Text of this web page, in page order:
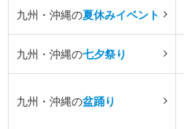
九州・沖縄の夏休みイベント
九州・沖縄の七夕祭り
九州・沖縄の盆踊り